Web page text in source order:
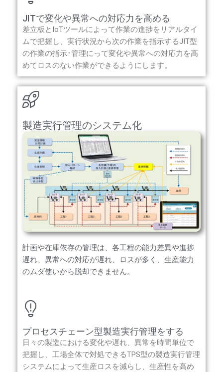
JITで変化や異常への対応力を高める
差立板とIoTツールによって作業の進捗をリアルタイ
ムで把握し、実行状況から次の作業を指示するJIT型
の作業の指示･管理にって変化や異常への対応力を高
めてロスのない作業ができるようにします。
製造実行管理のシステム化
計画や在庫依存の管理は、 各工程の能力差異や進捗
遅れ、異常への対応が遅れ、ロスが多く、生産能力
のムダ使いから脱却できません。
プロセスチェーン型製造実行管理をする
日々の製造における変化や遅れ、異常を時間単位で
把握し、工場全体で対処できるTPS型の製造実行管理
システムによって生産ロスを減らし、生産性を高め